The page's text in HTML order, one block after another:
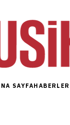
SAYFAHABERLER